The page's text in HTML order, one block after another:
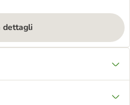
dettagli